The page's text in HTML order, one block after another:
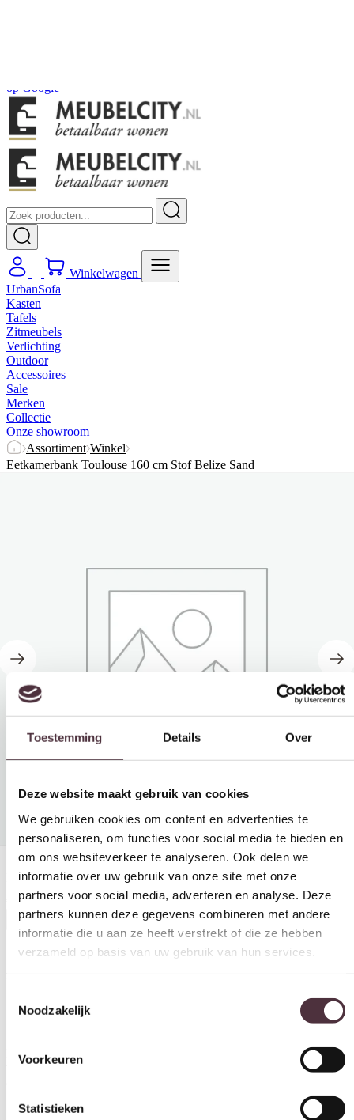
Details
Deze website maakt gebruik van cookies
personaliseren, om functies voor social media te bieden en
partners voor social media, adverteren en analyse. Deze
partners kunnen deze gegevens combineren met andere
informatie die u aan ze heeft verstrekt of die ze hebben
verzameld op basis van uw gebruik van hun services.
Toestemmingsselectie
Noodzakelijk
Statistieken
Marketing
op Google
Winkelwagen
UrbanSofa
Kasten
Tafels
Zitmeubels
Verlichting
Outdoor
Accessoires
Sale
Merken
Collectie
Onze showroom
Assortiment Winkel
Eetkamerbank Toulouse 160 cm Stof Belize Sand
Eetkamerbank Toulouse 160 cm Stof Belize Sand
757,50
In winkelwagen
Interessant voor jou
Ontvang €20,- shoptegoed
Meldt u aan voor onze nieuwsbrief en ontvang €20,- shoptegoed
voor uw volgende bestelling van minimaal €200,- (niet geldig op